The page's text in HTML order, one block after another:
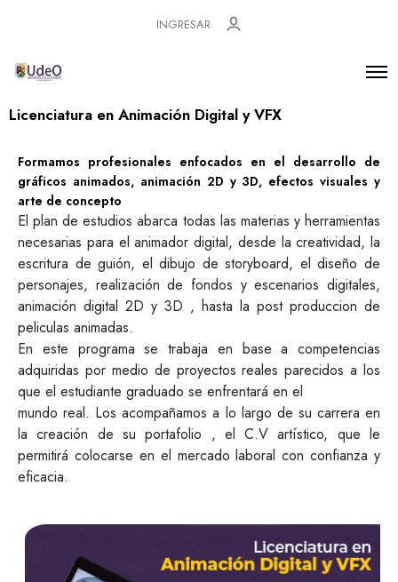
INGRESAR
Licenciatura en Animación Digital y VFX
Formamos profesionales enfocados en el desarrollo de
gráficos animados, animación 2D y 3D, efectos visuales y
arte de concepto
El plan de estudios abarca todas las materias y herramientas
necesarias para el animador digital, desde la creatividad, la
escritura de guión, el dibujo de storyboard, el diseño de
personajes, realización de fondos y escenarios digitales,
animación digital 2D y 3D , hasta la post produccion de
peliculas animadas.
En este programa se trabaja en base a competencias
adquiridas por medio de proyectos reales parecidos a los
que el estudiante graduado se enfrentará en el
mundo real. Los acompañamos a lo largo de su carrera en
la creación de su portafolio , el C.V artístico, que le
permitirá colocarse en el mercado laboral con confianza y
eficacia.